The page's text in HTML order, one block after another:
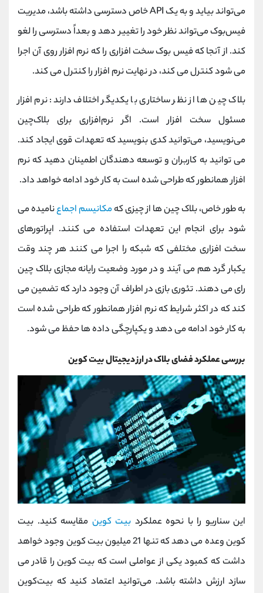
می‌تواند بیاید و به یک API خاص دسترسی داشته باشد، مدیریت
فیس‌بوک می‌تواند نظر خود را تغییر دهد و بعداً دسترسی را لغو
کند. از آنجا که فیس بوک سخت افزاری را که نرم افزار روی آن اجرا
می شود کنترل می کند، در نهایت نرم افزار را کنترل می کند.
بلاک چین ها از نظر ساختاری با یکدیگر اختلاف دارند: نرم افزار
مسئول سخت افزار است. اگر نرم‌افزاری برای بلاک‌چین
می‌نویسید، می‌توانید کدی بنویسید که تعهدات قوی ایجاد کند.
می توانید به کاربران و توسعه دهندگان اطمینان دهید که نرم
افزار همانطور که طراحی شده است به کار خود ادامه خواهد داد.
به طور خاص، بلاک چین ها از چیزی کهمکانیسم اجماعنامیده می
شود برای انجام این تعهدات استفاده می کنند. اپراتورهای
سخت افزاری مختلفی که شبکه را اجرا می کنند هر چند وقت
یکبار گرد هم می آیند و در مورد وضعیت رایانه مجازی بلاک چین
رای می دهند. تئوری بازی در اطراف آن وجود دارد که تضمین می
کند که در اکثر شرایط که نرم افزار همانطور که طراحی شده است
به کار خود ادامه می دهد و یکپارچگی داده ها حفظ می شود.
بررسی عملکرد فضای بلاک در ارز دیجیتال بیت کوین
این سناریو را با نحوه عملکرد بیت کوین مقایسه کنید. بیت
کوین وعده می دهد که تنها 21 میلیون بیت کوین وجود خواهد
داشت که کمبود یکی از عواملی است که بیت کوین را قادر می
سازد ارزش داشته باشد. می‌توانید اعتماد کنید که بیت‌کوین